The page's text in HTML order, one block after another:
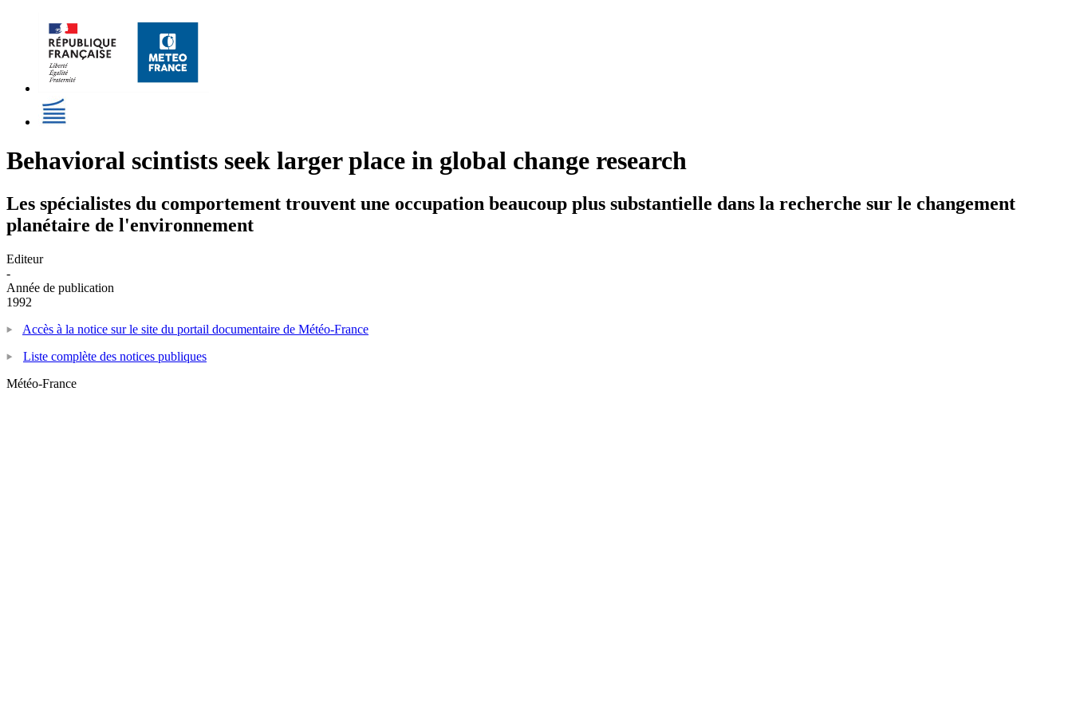
Behavioral scintists seek larger place in global change research
Les spécialistes du comportement trouvent une occupation beaucoup plus substantielle dans la recherche sur le changement
planétaire de l'environnement
Editeur
-
Année de publication
1992
Accès à la notice sur le site du portail documentaire de Météo-France
Liste complète des notices publiques
Météo-France